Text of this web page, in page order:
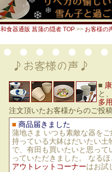
和食器通販 菖蒲の隠者 TOP >> お客様の
■
と
多
注文頂いたお客様からのご投
■ 商品届きました
蒲地さま いつも素敵な器を
持っている大鉢はだいたい
で、有田も買いたいと思っ
っていただきました。 なる
アウトレットコーナーはお試